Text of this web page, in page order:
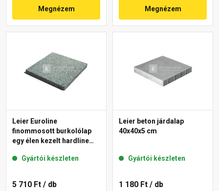
Megnézem Megnézem
Leier Euroline
finommosott burkolólap
egy élen kezelt hardline
Gyártói készleten
5 710 Ft / db
Leier beton járdalap
40x40x5 cm
Gyártói készleten
1 180 Ft / db